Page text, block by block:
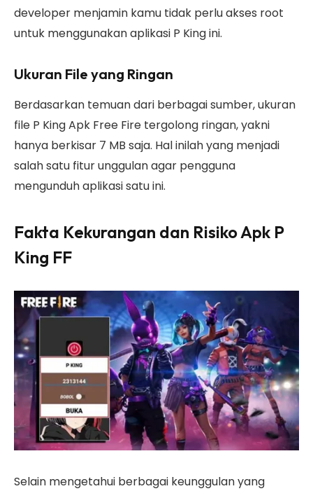
developer menjamin kamu tidak perlu akses root
untuk menggunakan aplikasi P King ini.
Ukuran File yang Ringan
Berdasarkan temuan dari berbagai sumber, ukuran
file P King Apk Free Fire tergolong ringan, yakni
hanya berkisar 7 MB saja. Hal inilah yang menjadi
salah satu fitur unggulan agar pengguna
mengunduh aplikasi satu ini.
Fakta Kekurangan dan Risiko Apk P
King FF
Selain mengetahui berbagai keunggulan yang